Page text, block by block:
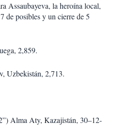
Assaubayeva, la heroína local,
de posibles y un cierre de 5
2,859.
Uzbekistán, 2,713.
Alma Aty, Kazajistán, 30–12-